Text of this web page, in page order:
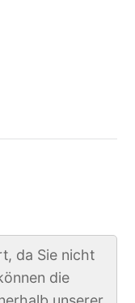
da Sie nicht
die